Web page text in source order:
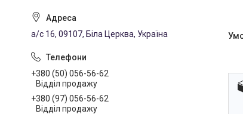
а/с 16, 09107, Біла Церква, Україна
+380 (50) 056-56-62
Відділ продажу
+380 (97) 056-56-62
Відділ продажу